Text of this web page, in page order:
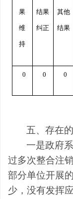
果
维
持
结果
纠正
其他
结果
0 0 0
五、存在
一是政府
过多次整合注
部分单位开展
少，没有发挥